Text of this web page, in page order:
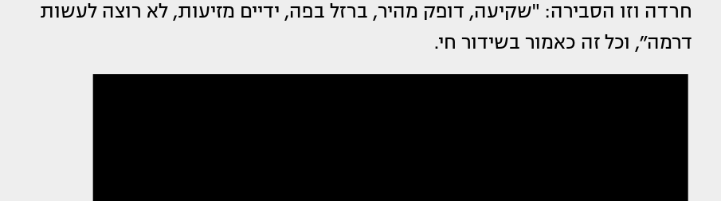
חרדה וזו הסבירה: "שקיעה, דופק מהיר, ברזל בפה, ידיים מזיעות, לא רוצה לעשות
דרמה״, וכל זה כאמור בשידור חי.